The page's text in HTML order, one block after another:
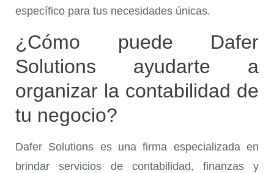
específico para tus necesidades únicas.
¿Cómo puede Dafer
Solutions ayudarte a
organizar la contabilidad de
tu negocio?
Dafer Solutions es una firma especializada en
brindar servicios de contabilidad, finanzas y